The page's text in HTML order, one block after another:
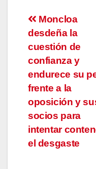
de
entradas
Moncloa
desdeña la
cuestión de
confianza y
endurece su
frente a la
oposición y
socios para
intentar
el desgaste